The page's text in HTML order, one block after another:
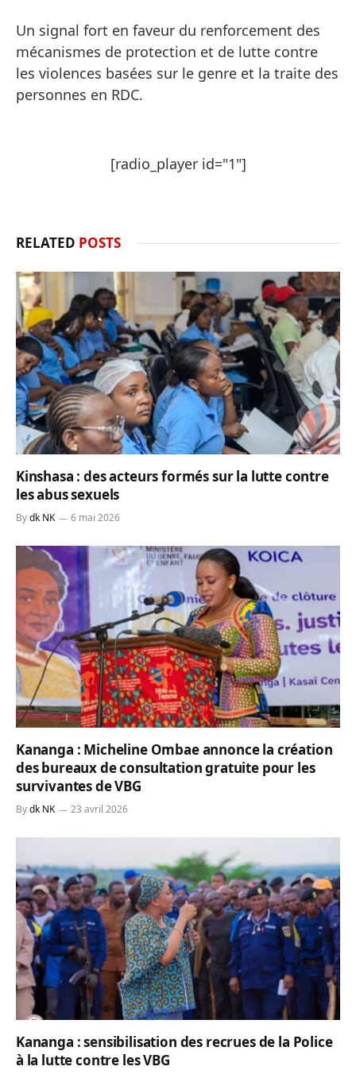
Un signal fort en faveur du renforcement des
mécanismes de protection et de lutte contre
les violences basées sur le genre et la traite des
personnes en RDC.
[radio_player id="1"]
RELATED POSTS
Kinshasa : des acteurs formés sur la lutte contre
les abus sexuels
Bydk NK 6 mai 2026
Kananga : Micheline Ombae annonce la création
des bureaux de consultation gratuite pour les
survivantes de VBG
Bydk NK 23 avril 2026
Kananga : sensibilisation des recrues de la Police
à la lutte contre les VBG